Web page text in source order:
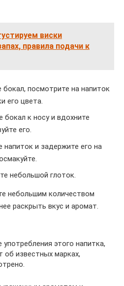
виски
правила подачи к
бокал, посмотрите на напиток
его цвета.
бокал к носу и вдохните
его.
напиток и задержите его на
небольшой глоток.
небольшим количеством
раскрыть вкус и аромат.
этого напитка,
об известных марках,